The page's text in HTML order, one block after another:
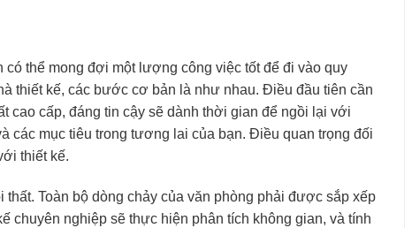
có thể mong đợi một lượng công việc tốt để đi vào quy
thiết kế, các bước cơ bản là như nhau. Điều đầu tiên cần
cao cấp, đáng tin cậy sẽ dành thời gian để ngồi lại với
các mục tiêu trong tương lai của bạn. Điều quan trọng đối
thiết kế.
Toàn bộ dòng chảy của văn phòng phải được sắp xếp
chuyên nghiệp sẽ thực hiện phân tích không gian, và tính